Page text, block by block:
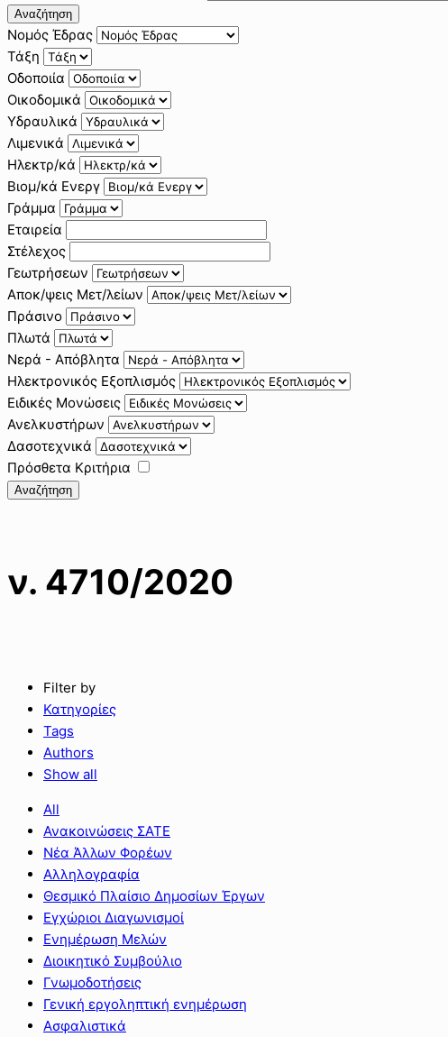
Αναζήτηση
Νομός Έδρας
Τάξη
Οδοποιία
Οικοδομικά
Υδραυλικά
Λιμενικά
Ηλεκτρ/κά
Βιομ/κά Ενεργ
Γράμμα
Εταιρεία
Στέλεχος
Γεωτρήσεων
Αποκ/ψεις Μετ/λείων
Πράσινο
Πλωτά
Νερά - Απόβλητα
Ηλεκτρονικός Εξοπλισμός
Ειδικές Μονώσεις
Ανελκυστήρων
Δασοτεχνικά
Πρόσθετα Κριτήρια
Αναζήτηση
ν. 4710/2020
Filter by
Κατηγορίες
Tags
Authors
Show all
All
Ανακοινώσεις ΣΑΤΕ
Νέα Άλλων Φορέων
Αλληλογραφία
Θεσμικό Πλαίσιο Δημοσίων Έργων
Εγχώριοι Διαγωνισμοί
Ενημέρωση Μελών
Διοικητικό Συμβούλιο
Γνωμοδοτήσεις
Γενική εργοληπτική ενημέρωση
Ασφαλιστικά